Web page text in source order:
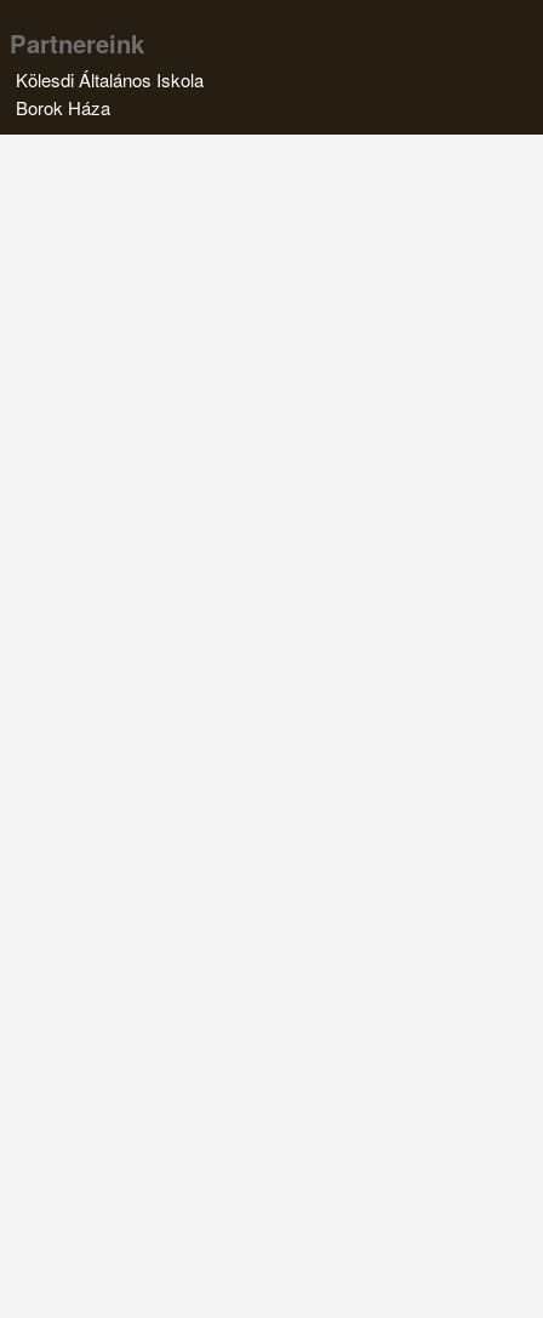
Partnereink
Kölesdi Általános Iskola
Borok Háza